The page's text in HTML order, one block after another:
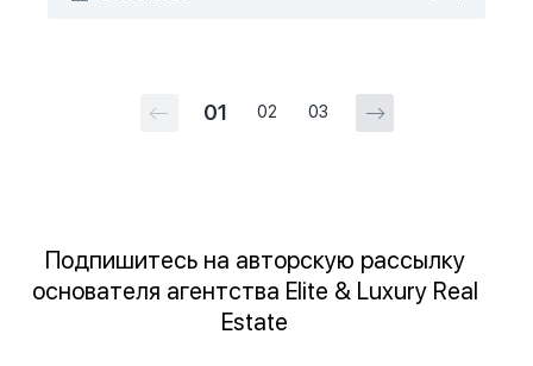
01 02 03
Подпишитесь на авторскую рассылку
основателя агентства Elite & Luxury Real
Estate